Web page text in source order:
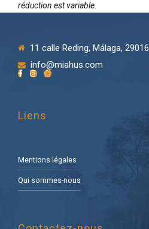
réduction est variable.
11 calle Reding, Málaga, 29016
info@miahus.com
Liens
Mentions légales
Qui sommes-nous